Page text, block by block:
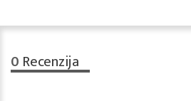
0 Recenzija